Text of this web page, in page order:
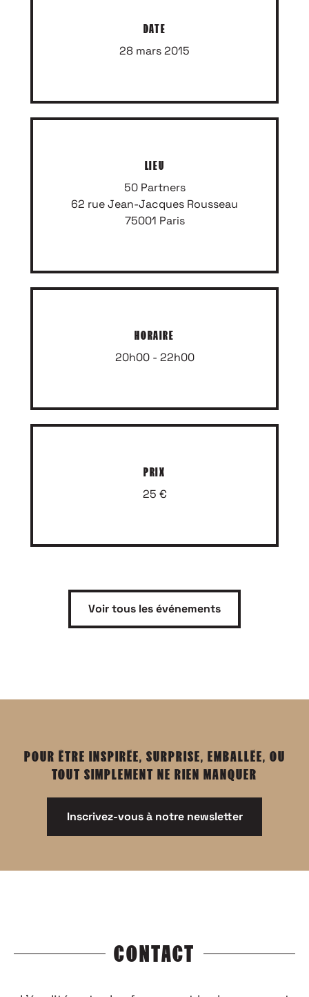
DATE
28 mars 2015
LIEU
50 Partners
62 rue Jean-Jacques Rousseau
75001 Paris
HORAIRE
20h00 - 22h00
PRIX
25 €
Voir tous les événements
POUR ÊTRE INSPIRÉE, SURPRISE, EMBALLÉE, OU
TOUT SIMPLEMENT NE RIEN MANQUER
Inscrivez-vous à notre newsletter
CONTACT